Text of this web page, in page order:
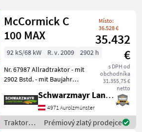
Země Filtry
McCormick C
100 MAX
Místo:
36.528 €
35.432
€
s DPH od
obchodníka
31.355,75 €
netto
92 kS/68 kW R. v. 2009
2902 h
Nr. 67987 Allradtraktor - mit
2902 Bstd. - mit Baujahr
05.02.2009 - mit 92 PS 4, 5 l
Hubraum Perkins Motor -
mit 24/12 Getriebe - mi
Schwarzmayr Landtechnik GmbH - Aurolzmünster
4971 Aurolzmünster
Traktory /
Prémiový zlatý prodejce